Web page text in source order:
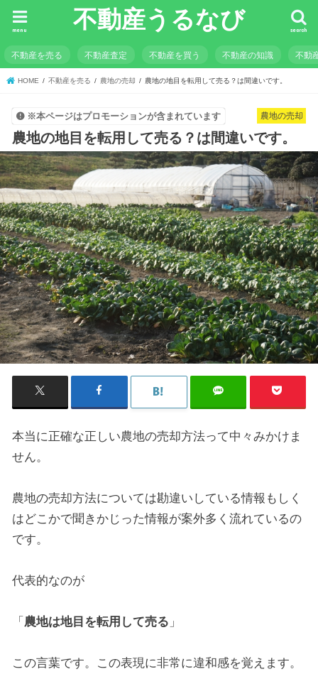
不動産うるなび search
menu
不動産を売る 不動産査定 不動産を買う 不動産の知識 不動
HOME 不動産を売る 農地の売却 農地の地目を転用して売る？は間違いです。
農地の売却
※本ページはプロモーションが含まれています
農地の地目を転用して売る？は間違いです。
本当に正確な正しい農地の売却方法って中々みかけま
せん。
農地の売却方法については勘違いしている情報もしく
はどこかで聞きかじった情報が案外多く流れているの
です。
代表的なのが
「 農地は地目を転用して売る 」
この言葉です。この表現に非常に違和感を覚えます。